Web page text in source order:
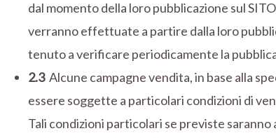
dal momento della loro pubblicazione sul
verranno effettuate a partire dalla loro
tenuto a verificare periodicamente la
2.3 Alcune campagne vendita, in base alla
essere soggette a particolari condizioni di
Tali condizioni particolari se previste saranno